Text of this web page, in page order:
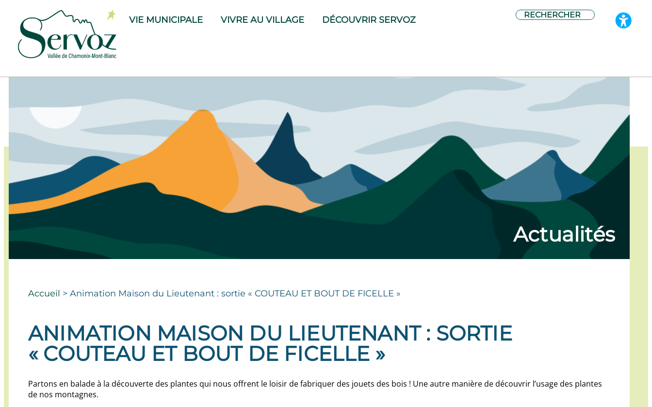
VIE MUNICIPALE VIVRE AU VILLAGE DÉCOUVRIR SERVOZ
Actualités
Accueil > Animation Maison du Lieutenant : sortie « COUTEAU ET BOUT DE FICELLE »
ANIMATION MAISON DU LIEUTENANT : SORTIE
« COUTEAU ET BOUT DE FICELLE »
Partons en balade à la découverte des plantes qui nous offrent le loisir de fabriquer des jouets des bois ! Une autre manière de découvrir l’usage des plantes
de nos montagnes.